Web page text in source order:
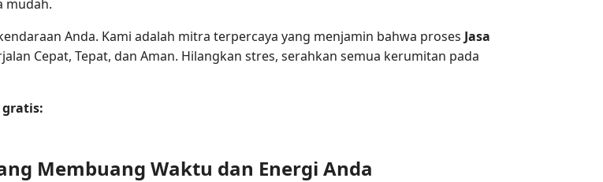
mudah.
Anda. Kami adalah mitra terpercaya yang menjamin bahwa proses Jasa
Cepat, Tepat, dan Aman. Hilangkan stres, serahkan semua kerumitan pada
Membuang Waktu dan Energi Anda